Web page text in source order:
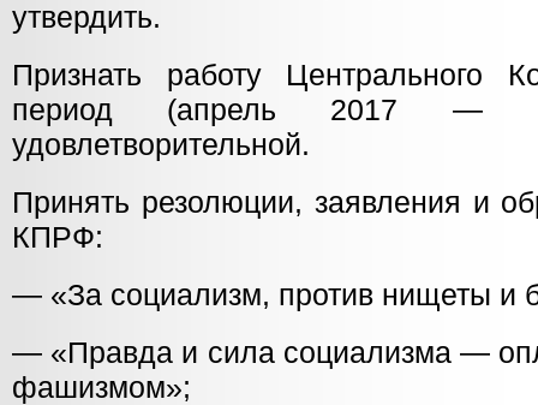
утвердить.
Признать работу Центрального
период (апрель 2017 —
удовлетворительной.
Принять резолюции, заявления и
КПРФ:
— «За социализм, против нищеты и
— «Правда и сила социализма —
фашизмом»;